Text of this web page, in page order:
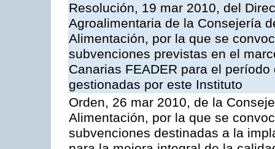
Resolución, 19 mar 2010, del
Agroalimentaria de la Consejería
Alimentación, por la que se
subvenciones previstas en el
Canarias FEADER para el
gestionadas por este Instituto
Orden, 26 mar 2010, de la
Alimentación, por la que se
subvenciones destinadas a la